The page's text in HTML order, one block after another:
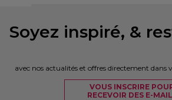
Soyez inspiré, &
avec nos actualités et offres directement dans
VOUS INSCRIRE
RECEVOIR DES E-